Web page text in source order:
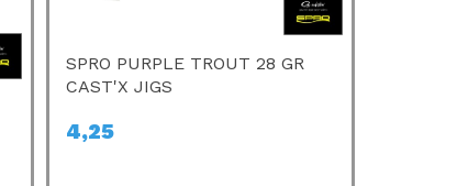
SPRO PURPLE TROUT 28 GR
CAST'X JIGS
4,25